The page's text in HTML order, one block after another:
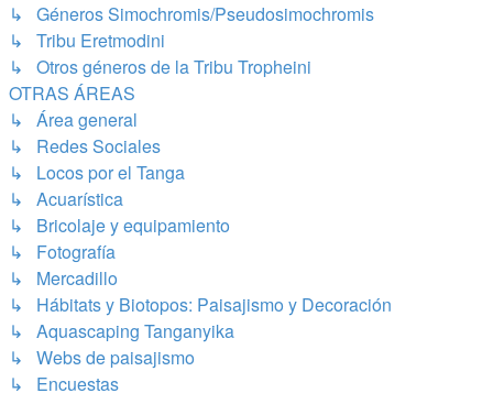
↳ Géneros Simochromis/Pseudosimochromis
↳ Tribu Eretmodini
↳ Otros géneros de la Tribu Tropheini
OTRAS ÁREAS
↳ Área general
↳ Redes Sociales
↳ Locos por el Tanga
↳ Acuarística
↳ Bricolaje y equipamiento
↳ Fotografía
↳ Mercadillo
↳ Hábitats y Biotopos: Paisajismo y Decoración
↳ Aquascaping Tanganyika
↳ Webs de paisajismo
↳ Encuestas